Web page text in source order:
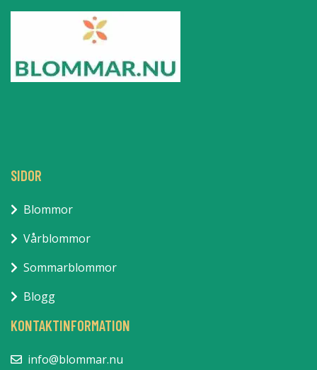
SIDOR
Blommor
Vårblommor
Sommarblommor
Blogg
KONTAKTINFORMATION
info@blommar.nu